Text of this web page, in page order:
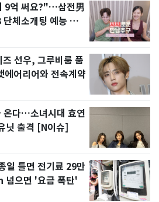
9억 써요?"…삼전男
체소개팅 예능 화
선우, 그루비룸 품
어리어와 전속계약
온다…소녀시대 효연
닛 출격 [N이슈]
일 틀면 전기료 29만
으면 '요금 폭탄'